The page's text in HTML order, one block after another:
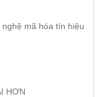
mã hóa tín hiệu
HƠN